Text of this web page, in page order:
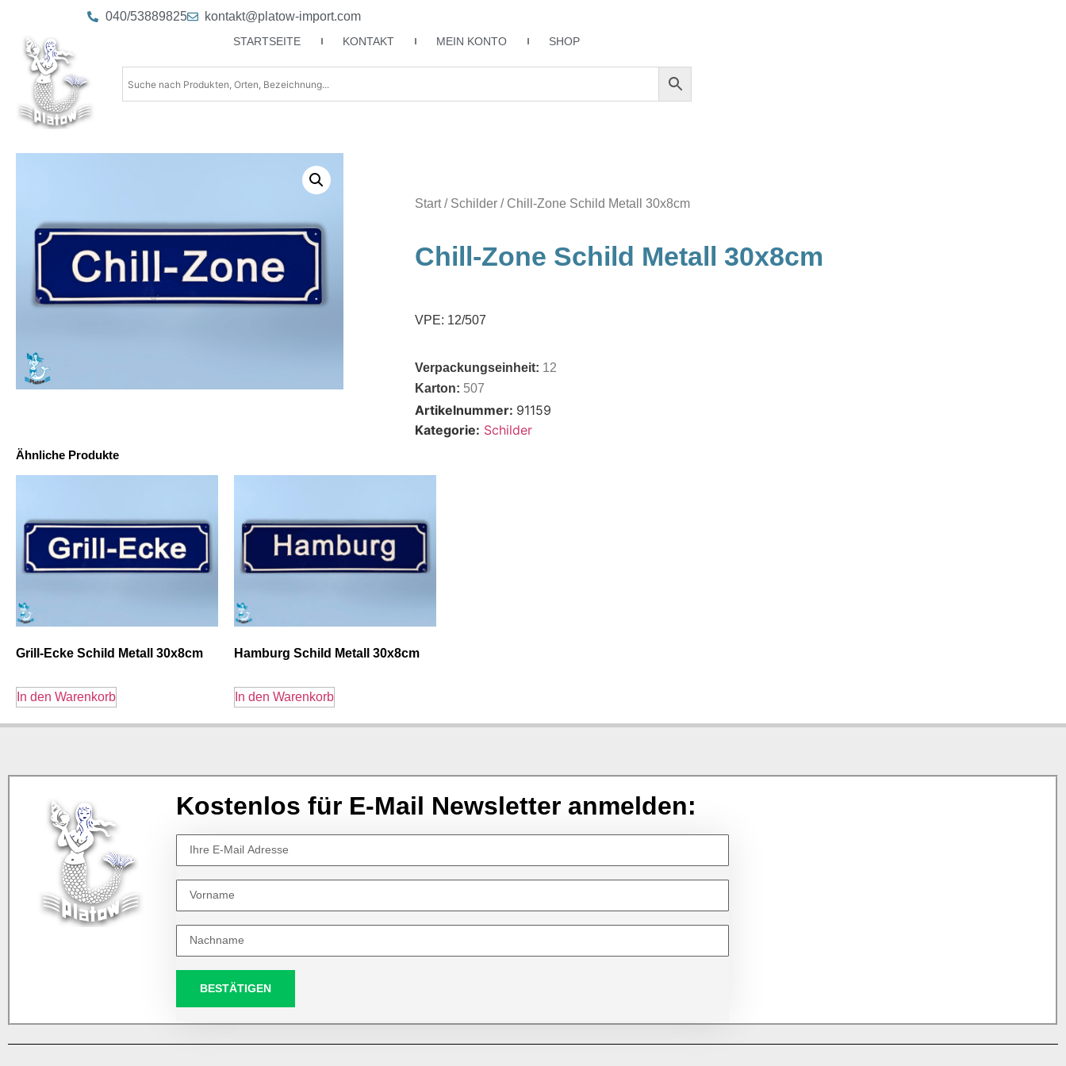
040/53889825 kontakt@platow-import.com
STARTSEITE KONTAKT MEIN KONTO SHOP
Start/ Schilder / Chill-Zone Schild Metall 30x8cm
Chill-Zone Schild Metall 30x8cm
VPE: 12/507
Verpackungseinheit: 12
Karton: 507
Artikelnummer: 91159
Kategorie: Schilder
Ähnliche Produkte
Grill-Ecke Schild Metall 30x8cm
In den Warenkorb
Hamburg Schild Metall 30x8cm
In den Warenkorb
Kostenlos für E-Mail Newsletter anmelden:
BESTÄTIGEN